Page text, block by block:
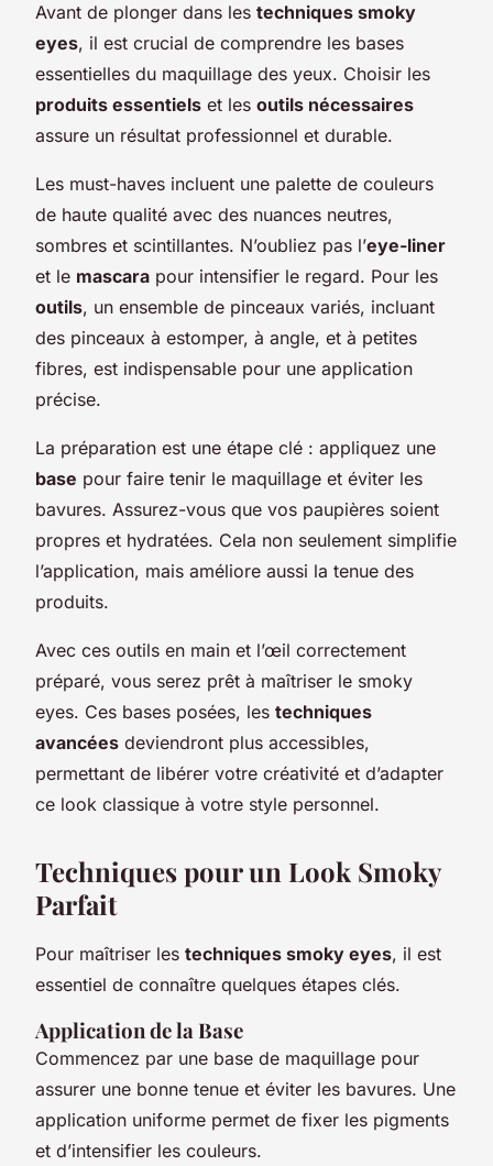
Avant de plonger dans les techniques smoky
eyes, il est crucial de comprendre les bases
essentielles du maquillage des yeux. Choisir les
produits essentiels et les outils nécessaires
assure un résultat professionnel et durable.
Les must-haves incluent une palette de couleurs
de haute qualité avec des nuances neutres,
sombres et scintillantes. N’oubliez pas l’eye-liner
et le mascara pour intensifier le regard. Pour les
outils, un ensemble de pinceaux variés, incluant
des pinceaux à estomper, à angle, et à petites
fibres, est indispensable pour une application
précise.
La préparation est une étape clé : appliquez une
base pour faire tenir le maquillage et éviter les
bavures. Assurez-vous que vos paupières soient
propres et hydratées. Cela non seulement simplifie
l’application, mais améliore aussi la tenue des
produits.
Avec ces outils en main et l’œil correctement
préparé, vous serez prêt à maîtriser le smoky
eyes. Ces bases posées, les techniques
avancées deviendront plus accessibles,
permettant de libérer votre créativité et d’adapter
ce look classique à votre style personnel.
Techniques pour un Look Smoky
Parfait
Pour maîtriser les techniques smoky eyes, il est
essentiel de connaître quelques étapes clés.
Application de la Base
Commencez par une base de maquillage pour
assurer une bonne tenue et éviter les bavures. Une
application uniforme permet de fixer les pigments
et d’intensifier les couleurs.